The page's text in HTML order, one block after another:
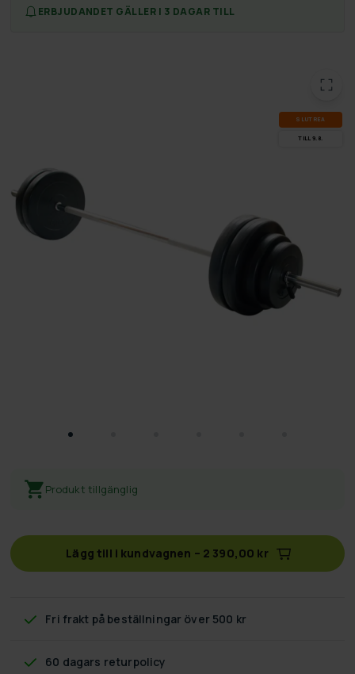
ERBJUDANDET GÄLLER I 3 DAGAR TILL
SLUT­REA
TILL 9.8.
Produkt tillgänglig
Lägg till i kundvagnen – 2 390,00 kr
Fri frakt på beställningar över 500 kr
60 dagars returpolicy